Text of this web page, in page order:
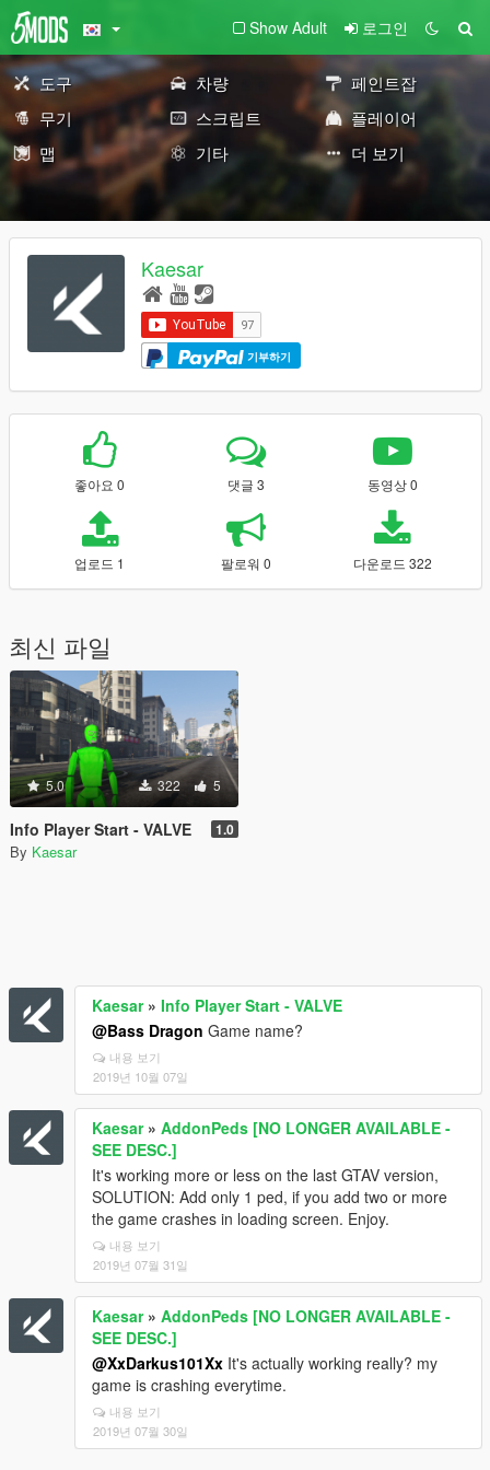
Show Adult 로그인
도구 차량
페인트잡
무기
스크립트
플레이어
맵
기타 더 보기
Kaesar
기부하기
좋아요 0 댓글 3 동영상 0
업로드 1 팔로워 0 다운로드 322
최신 파일
5.0 322 5
Info Player Start - VALVE 1.0
By Kaesar
Kaesar» Info Player Start - VALVE
@Bass Dragon Game name?
내용 보기
2019년 10월 07일
Kaesar» AddonPeds [NO LONGER AVAILABLE -
SEE DESC.]
It's working more or less on the last GTAV version,
SOLUTION: Add only 1 ped, if you add two or more
the game crashes in loading screen. Enjoy.
내용 보기
2019년 07월 31일
Kaesar» AddonPeds [NO LONGER AVAILABLE -
SEE DESC.]
@XxDarkus101Xx It's actually working really? my
game is crashing everytime.
내용 보기
2019년 07월 30일